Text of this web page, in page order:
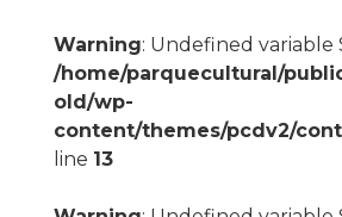
Warning: Undefined variable
/home/parquecultural/
old/wp-
content/themes/pcdv2/
line 13